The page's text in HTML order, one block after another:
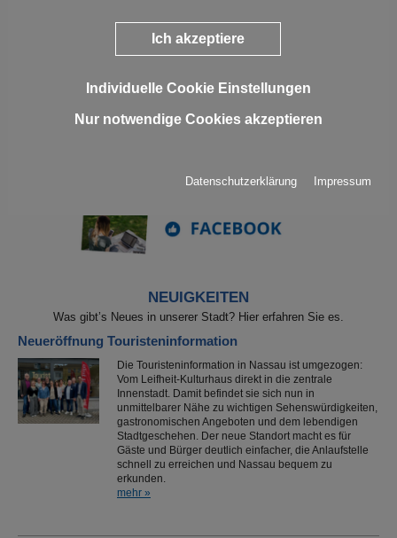
Ich akzeptiere
Individuelle Cookie Einstellungen
Nur notwendige Cookies akzeptieren
Datenschutzerklärung Impressum
NEUIGKEITEN
Was gibt’s Neues in unserer Stadt? Hier erfahren Sie es.
Neueröffnung Touristeninformation
Die Touristeninformation in Nassau ist umgezogen:
Vom Leifheit-Kulturhaus direkt in die zentrale
Innenstadt. Damit befindet sie sich nun in
unmittelbarer Nähe zu wichtigen Sehenswürdigkeiten,
gastronomischen Angeboten und dem lebendigen
Stadtgeschehen. Der neue Standort macht es für
Gäste und Bürger deutlich einfacher, die Anlaufstelle
schnell zu erreichen und Nassau bequem zu
erkunden.
mehr »